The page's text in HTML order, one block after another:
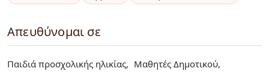
Απευθύνομαι σε
Παιδιά προσχολικής ηλικίας
Μαθητές Δημοτικού